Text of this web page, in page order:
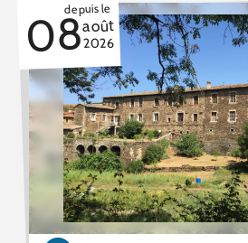
depuis le
08août
2026